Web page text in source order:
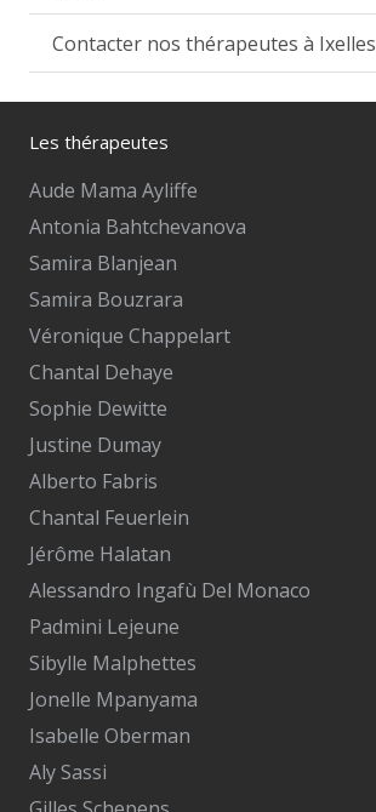
Contacter nos thérapeutes à Ixelles
Les thérapeutes
Aude Mama Ayliffe
Antonia Bahtchevanova
Samira Blanjean
Samira Bouzrara
Véronique Chappelart
Chantal Dehaye
Sophie Dewitte
Justine Dumay
Alberto Fabris
Chantal Feuerlein
Jérôme Halatan
Alessandro Ingafù Del Monaco
Padmini Lejeune
Sibylle Malphettes
Jonelle Mpanyama
Isabelle Oberman
Aly Sassi